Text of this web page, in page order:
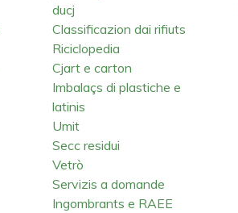
ducj
Classificazion dai rifiuts
Riciclopedia
Cjart e carton
Imbalaçs di plastiche e
latinis
Umit
Secc residui
Vetrò
Servizis a domande
Ingombrants e RAEE